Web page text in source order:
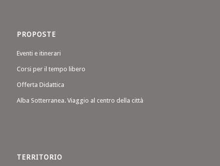
PROPOSTE
Eventi e itinerari
Corsi per il tempo libero
Offerta Didattica
Alba Sotterranea. Viaggio al centro della città
TERRITORIO